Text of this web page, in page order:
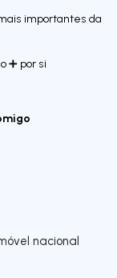
importantes da
➕ por si
nacional